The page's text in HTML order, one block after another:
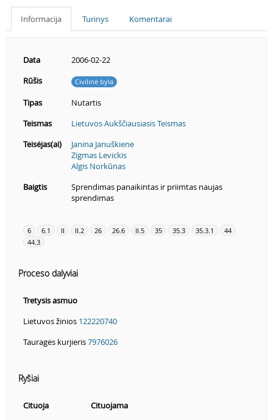
Informacija Turinys Komentarai
Data
2006-02-22
Rūšis
Civilinė byla
Tipas
Nutartis
Teismas
Lietuvos Aukščiausiasis Teismas
Teisėjas(ai)
Janina Januškienė
Zigmas Levickis
Algis Norkūnas
Baigtis
Sprendimas panaikintas ir priimtas naujas
sprendimas
6 6.1 II II.2 26 26.6 II.5 35 35.3 35.3.1
44
44.3
Proceso dalyviai
Tretysis asmuo
Lietuvos žinios 122220740
Tauragės kurjieris7976026
Ryšiai
Cituoja
Cituojama